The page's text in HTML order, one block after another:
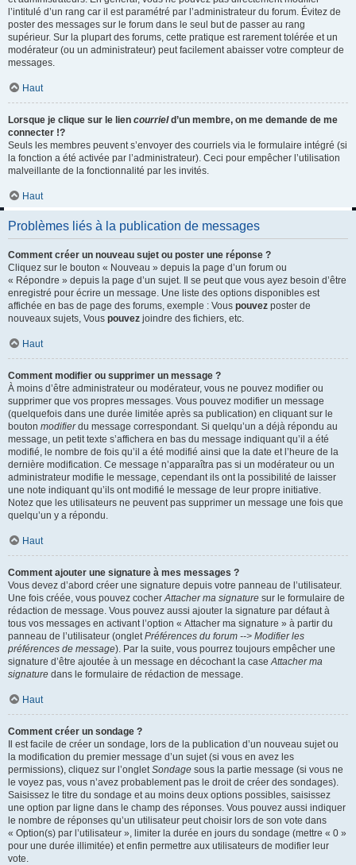
l’intitulé d’un rang car il est paramétré par l’administrateur du forum. Évitez de
poster des messages sur le forum dans le seul but de passer au rang
supérieur. Sur la plupart des forums, cette pratique est rarement tolérée et un
modérateur (ou un administrateur) peut facilement abaisser votre compteur de
messages.
Haut
Lorsque je clique sur le lien courrield’un membre, on me demande de me
connecter !?
Seuls les membres peuvent s’envoyer des courriels via le formulaire intégré (si
la fonction a été activée par l’administrateur). Ceci pour empêcher l’utilisation
malveillante de la fonctionnalité par les invités.
Haut
Problèmes liés à la publication de messages
Comment créer un nouveau sujet ou poster une réponse ?
Cliquez sur le bouton « Nouveau » depuis la page d’un forum ou
« Répondre » depuis la page d’un sujet. Il se peut que vous ayez besoin d’être
enregistré pour écrire un message. Une liste des options disponibles est
affichée en bas de page des forums, exemple : Vous pouvez poster de
nouveaux sujets, Vous pouvez joindre des fichiers, etc.
Haut
Comment modifier ou supprimer un message ?
À moins d’être administrateur ou modérateur, vous ne pouvez modifier ou
supprimer que vos propres messages. Vous pouvez modifier un message
(quelquefois dans une durée limitée après sa publication) en cliquant sur le
bouton modifierdu message correspondant. Si quelqu’un a déjà répondu au
message, un petit texte s’affichera en bas du message indiquant qu’il a été
modifié, le nombre de fois qu’il a été modifié ainsi que la date et l’heure de la
dernière modification. Ce message n’apparaîtra pas si un modérateur ou un
administrateur modifie le message, cependant ils ont la possibilité de laisser
une note indiquant qu’ils ont modifié le message de leur propre initiative.
Notez que les utilisateurs ne peuvent pas supprimer un message une fois que
quelqu’un y a répondu.
Haut
Comment ajouter une signature à mes messages ?
Vous devez d’abord créer une signature depuis votre panneau de l’utilisateur.
Une fois créée, vous pouvez cocher Attacher ma signature sur le formulaire de
rédaction de message. Vous pouvez aussi ajouter la signature par défaut à
tous vos messages en activant l’option « Attacher ma signature » à partir du
panneau de l’utilisateur (onglet Préférences du forum --> Modifier les
préférences de message). Par la suite, vous pourrez toujours empêcher une
signature d’être ajoutée à un message en décochant la case Attacher ma
signature dans le formulaire de rédaction de message.
Haut
Comment créer un sondage ?
Il est facile de créer un sondage, lors de la publication d’un nouveau sujet ou
la modification du premier message d’un sujet (si vous en avez les
permissions), cliquez sur l’onglet Sondage sous la partie message (si vous ne
le voyez pas, vous n’avez probablement pas le droit de créer des sondages).
Saisissez le titre du sondage et au moins deux options possibles, saisissez
une option par ligne dans le champ des réponses. Vous pouvez aussi indiquer
le nombre de réponses qu’un utilisateur peut choisir lors de son vote dans
« Option(s) par l’utilisateur », limiter la durée en jours du sondage (mettre « 0 »
pour une durée illimitée) et enfin permettre aux utilisateurs de modifier leur
vote.